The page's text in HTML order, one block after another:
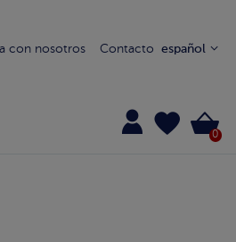
con nosotros Contacto español
0